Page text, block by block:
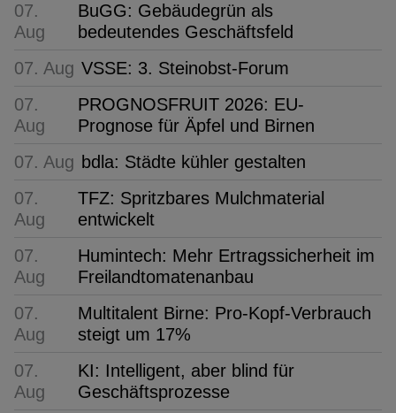
07.
Aug
BuGG: Gebäudegrün als
bedeutendes Geschäftsfeld
07. Aug VSSE: 3. Steinobst-Forum
07.
Aug
PROGNOSFRUIT 2026: EU-
Prognose für Äpfel und Birnen
07. Aug bdla: Städte kühler gestalten
07.
Aug
TFZ: Spritzbares Mulchmaterial
entwickelt
07.
Aug
Humintech: Mehr Ertragssicherheit im
Freilandtomatenanbau
07.
Aug
Multitalent Birne: Pro-Kopf-Verbrauch
steigt um 17%
07.
Aug
KI: Intelligent, aber blind für
Geschäftsprozesse